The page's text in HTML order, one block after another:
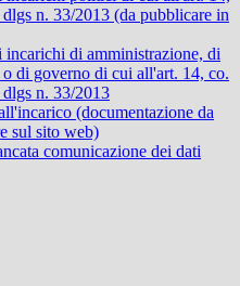
n. 33/2013 (da pubblicare in
incarichi di amministrazione, di
di governo di cui all'art. 14, co.
n. 33/2013
(documentazione da
sul sito web)
comunicazione dei dati